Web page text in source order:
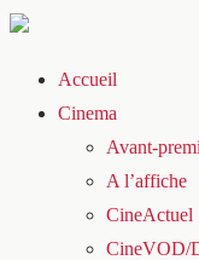
Accueil
Cinema
Avant-
A l’affiche
CineActuel
CineVOD/